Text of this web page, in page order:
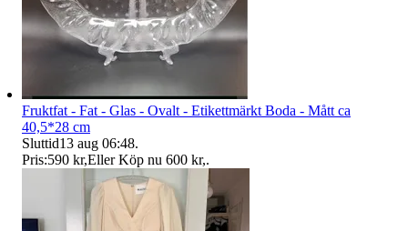
Fruktfat - Fat - Glas - Ovalt - Etikettmärkt Boda - Mått ca
40,5*28 cm
Sluttid13 aug 06:48.
Pris:590 kr,Eller Köp nu 600 kr,.